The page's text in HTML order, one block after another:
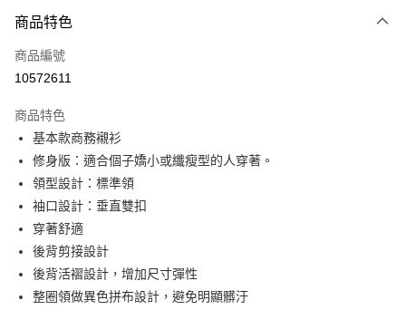
信用卡一次付款
信用卡分期付款
合作金庫商業銀行
華南商業銀行
上海商業儲蓄銀行
台北富邦商業銀行
國泰世華商業銀行
臺灣中小企業銀行
匯豐（台灣）商業銀行
聯邦商業銀行
元大商業銀行
玉山商業銀行
台新國際商業銀行
中國信託商業銀行
6 期 0 利率 每期
華南商業銀行
彰化商業銀行
上海商業儲蓄銀行
國泰世華商業銀行
臺灣中小企業銀行
匯豐（台灣）商業銀行
聯邦商業銀行
元大商業銀行
玉山商業銀行
星展（台灣）商業銀行
LINE Pay
Apple Pay
街口支付
悠遊付
Google Pay
商品特色
商品編號
10572611
商品特色
基本款商務襯衫
修身版：適合個子嬌小或纖瘦型的人穿著。
領型設計：標準領
袖口設計：垂直雙扣
穿著舒適
後背剪接設計
後背活褶設計，增加尺寸彈性
整圈領做異色拼布設計，避免明顯髒汙